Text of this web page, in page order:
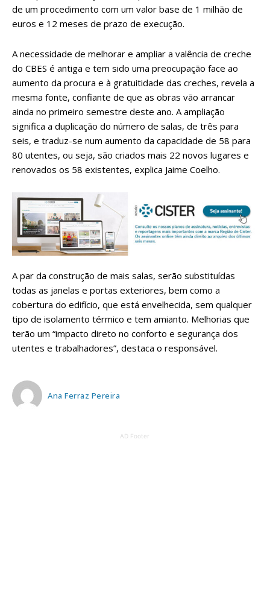
de um procedimento com um valor base de 1 milhão de
euros e 12 meses de prazo de execução.
A necessidade de melhorar e ampliar a valência de creche
do CBES é antiga e tem sido uma preocupação face ao
aumento da procura e à gratuitidade das creches, revela a
mesma fonte, confiante de que as obras vão arrancar
ainda no primeiro semestre deste ano. A ampliação
significa a duplicação do número de salas, de três para
seis, e traduz-se num aumento da capacidade de 58 para
80 utentes, ou seja, são criados mais 22 novos lugares e
renovados os 58 existentes, explica Jaime Coelho.
A par da construção de mais salas, serão substituídas
todas as janelas e portas exteriores, bem como a
cobertura do edifício, que está envelhecida, sem qualquer
tipo de isolamento térmico e tem amianto. Melhorias que
terão um “impacto direto no conforto e segurança dos
utentes e trabalhadores”, destaca o responsável.
Ana Ferraz Pereira
AD Footer